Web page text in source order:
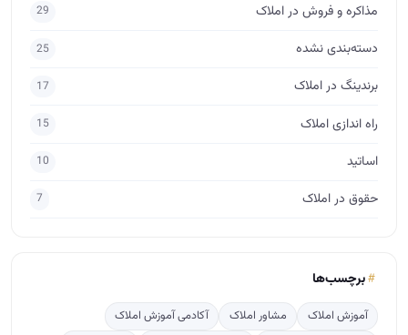
مذاکره و فروش در املاک 29
دسته‌بندی نشده 25
برندینگ در املاک 17
راه اندازی املاک 15
اساتید 10
حقوق در املاک 7
برچسب‌ها
آموزش املاک مشاور املاک
آکادمی آموزش املاک